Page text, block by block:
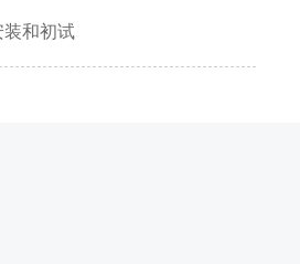
装和初试